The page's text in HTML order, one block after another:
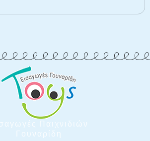
Παιχνιδιών
Γουναρίδη